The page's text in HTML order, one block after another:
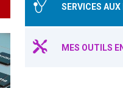
SERVICES
MES OUTILS